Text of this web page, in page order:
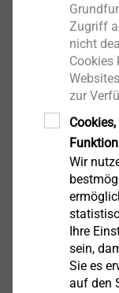
EPD
ETA-07/
Englisch
Italienisch
Französisch
Schrauben
Zugriff
nicht
Cookies
zur
Wir
Ihre
sein,
Sie es
auf den